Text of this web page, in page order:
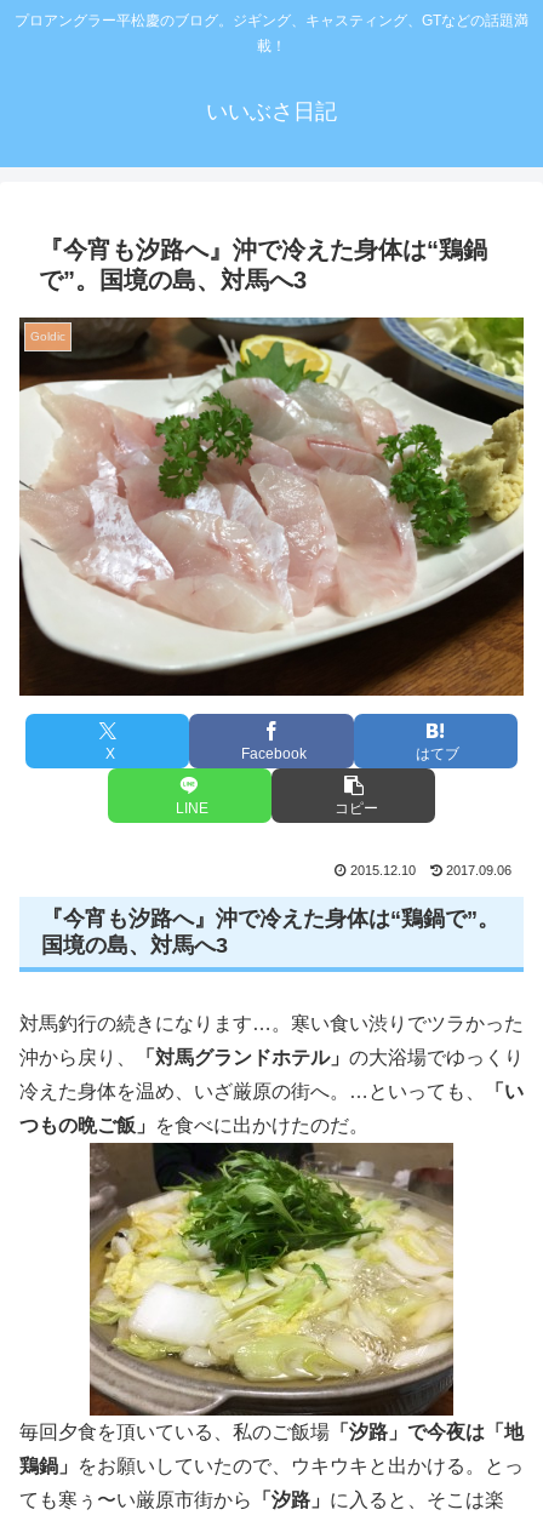
プロアングラー平松慶のブログ。ジギング、キャスティング、GTなどの話題満
載！
いいぶさ日記
『今宵も汐路へ』沖で冷えた身体は“鶏鍋
で”。国境の島、対馬へ3
Goldic
X Facebook はてブ
LINE コピー
2015.12.10 2017.09.06
『今宵も汐路へ』沖で冷えた身体は“鶏鍋で”。
国境の島、対馬へ3
対馬釣行の続きになります…。寒い食い渋りでツラかった
沖から戻り、
「対馬グランドホテル」 の大浴場でゆっくり
冷えた身体を温め、いざ厳原の街へ。…といっても、
「い
つもの晩ご飯」
を食べに出かけたのだ。
毎回夕食を頂いている、私のご飯場 「汐路」で今夜は「地
鶏鍋」
をお願いしていたので、ウキウキと出かける。とっ
ても寒ぅ〜い厳原市街から
「汐路」 に入ると、そこは楽